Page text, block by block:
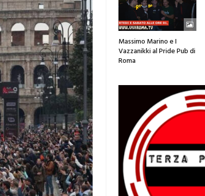
Massimo Marino e I
Vazzanikki al Pride Pub di
Roma